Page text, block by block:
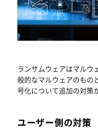
ランサムウェアはマルウ
般的なマルウェアのもの
号化について追加の対策
ユーザー側の対策